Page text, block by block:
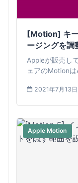
[Motion] キ
ージングを調
Appleが販売し
ェアのMotion
2021年7月13日
Apple Motion